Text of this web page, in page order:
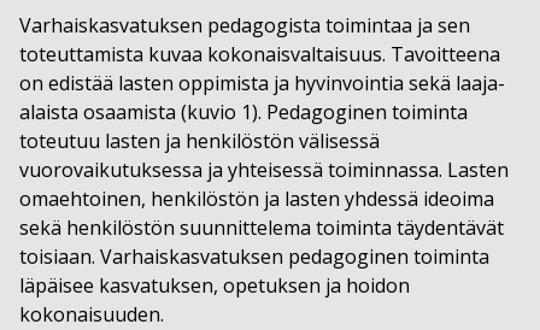
Varhaiskasvatuksen pedagogista toimintaa ja sen
toteuttamista kuvaa kokonaisvaltaisuus. Tavoitteena
on edistää lasten oppimista ja hyvinvointia sekä laaja-
alaista osaamista (kuvio 1). Pedagoginen toiminta
toteutuu lasten ja henkilöstön välisessä
vuorovaikutuksessa ja yhteisessä toiminnassa. Lasten
omaehtoinen, henkilöstön ja lasten yhdessä ideoima
sekä henkilöstön suunnittelema toiminta täydentävät
toisiaan. Varhaiskasvatuksen pedagoginen toiminta
läpäisee kasvatuksen, opetuksen ja hoidon
kokonaisuuden.